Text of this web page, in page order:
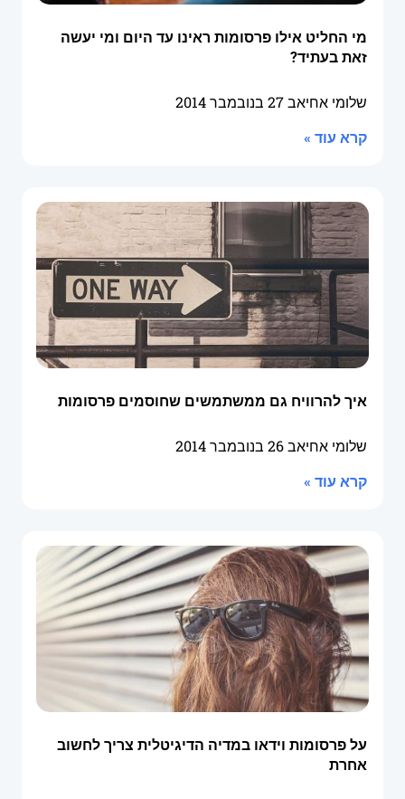
מי החליט אילו פרסומות ראינו עד היום ומי יעשה
זאת בעתיד?
שלומי אחיאב27 בנובמבר 2014
קרא עוד »
איך להרוויח גם ממשתמשים שחוסמים פרסומות
שלומי אחיאב26 בנובמבר 2014
קרא עוד »
על פרסומות וידאו במדיה הדיגיטלית צריך לחשוב
אחרת